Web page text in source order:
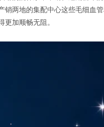
两地的集配中心这些毛细血
加顺畅无阻。